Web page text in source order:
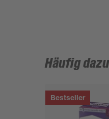
Häufig
Bestseller